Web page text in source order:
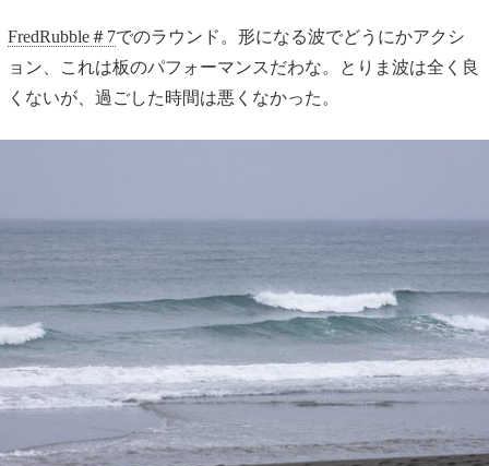
FredRubble＃7でのラウンド。形になる波でどうにかアクシ
ョン、これは板のパフォーマンスだわな。とりま波は全く良
くないが、過ごした時間は悪くなかった。